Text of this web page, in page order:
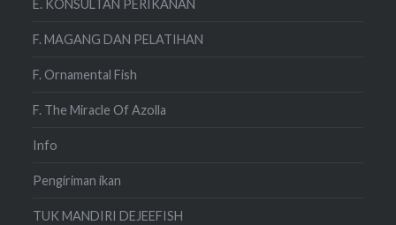
E. KONSULTAN PERIKANAN
F. MAGANG DAN PELATIHAN
F. Ornamental Fish
F. The Miracle Of Azolla
Info
Pengiriman ikan
TUK MANDIRI DEJEEFISH